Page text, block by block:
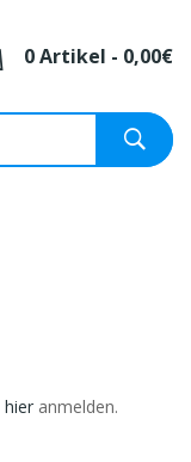
0 Artikel - 0,00€
hier anmelden.